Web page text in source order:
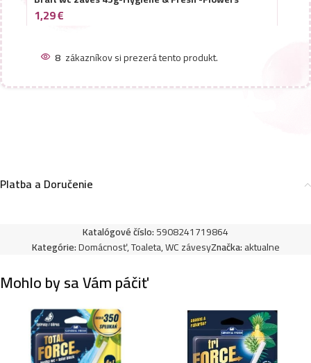
1,29€
1,29€
Brait wc záves 45g-Color Splash -Sweet Flowers
1,59€
8 zákazníkov si prezerá tento produkt.
Platba a Doručenie
Katalógové číslo:5908241719864
Kategórie:Domácnosť,Toaleta,WC závesyZnačka:aktualne
Mohlo by sa Vám páčiť